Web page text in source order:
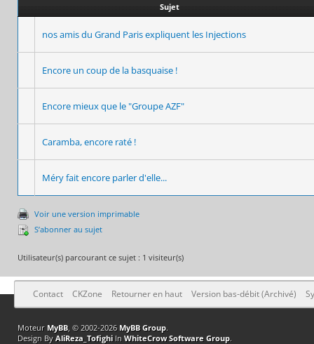
Sujet
nos amis du Grand Paris expliquent les Injections
Encore un coup de la basquaise !
Encore mieux que le "Groupe AZF"
Caramba, encore raté !
Méry fait encore parler d'elle...
Voir une version imprimable
S’abonner au sujet
Utilisateur(s) parcourant ce sujet : 1 visiteur(s)
Contact CKZone Retourner en haut Version bas-débit (Archivé)
Moteur MyBB, © 2002-2026 MyBB Group.
Design By AliReza_TofighiIn WhiteCrow Software Group.